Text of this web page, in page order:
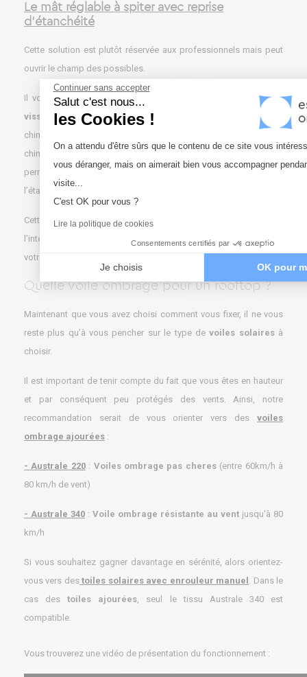
Continuer sans accepter
Salut c'est nous...
les Cookies !
Plateforme de Gestion du
On a attendu d'être sûrs que le contenu de ce site vous
vous déranger, mais on aimerait bien vous accompagner
visite...
C'est OK pour vous ?
Lire la politique de cookies
Consentements certifiés par
Je choisis OK pour
Le mât réglable à spiter avec reprise
d’étanchéité
Cette solution est plutôt réservée aux professionnels mais peut
ouvrir le champ des possibles.
Il vous suffit de vous fournir d’un
mat de voile d'ombrage à
visser
, de4 tiges filetées en inox M12
et d’un scellement
chimique étanche. Le fait de percer puis d’utiliser ce scellement
chimique et de créer une couche autour des percements vous
permettra de garantir la solidité de l’installation tout en reprenant
l’étanchéité et en évitant l’infiltration d’eau de pluie.
Cette version nécessite toutefois une attention plus accrue avec
l’intervention d’un professionnel (un étancheur) et l’accord de
votre copropriété.
Quelle voile ombrage pour un rooftop ?
Maintenant que vous avez choisi comment vous fixer, il ne vous
reste plus qu’à vous pencher sur le type devoiles solairesà
choisir.
Il est important de tenir compte du fait que vous êtes en hauteur
et par conséquent peu protégés des vents. Ainsi, notre
recommandation serait de vous orienter vers des voiles
ombrage ajourées :
- Australe 220: Voiles ombrage pas cheres(entre 60km/h à
80 km/h de vent)
- Australe 340 : Voile ombrage résistante au vent jusqu'à 80
km/h
Si vous souhaitez gagner davantage en sérénité, alors orientez-
vous vers destoiles solaires avec enrouleur manuel . Dans le
cas destoiles ajourées , seul le tissu Australe 340 est
compatible.
Vous trouverez une vidéo de présentation du fonctionnement :